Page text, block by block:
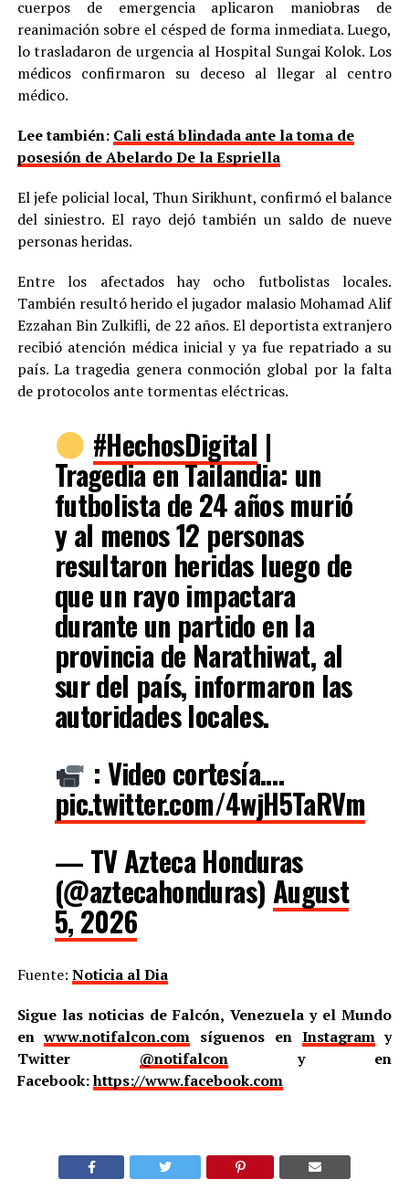
cuerpos de emergencia aplicaron maniobras de
reanimación sobre el césped de forma inmediata. Luego,
lo trasladaron de urgencia al Hospital Sungai Kolok. Los
médicos confirmaron su deceso al llegar al centro
médico.
Lee también: Cali está blindada ante la toma de
posesión de Abelardo De la Espriella
El jefe policial local, Thun Sirikhunt, confirmó el balance
del siniestro. El rayo dejó también un saldo de nueve
personas heridas.
Entre los afectados hay ocho futbolistas locales.
También resultó herido el jugador malasio Mohamad Alif
Ezzahan Bin Zulkifli, de 22 años. El deportista extranjero
recibió atención médica inicial y ya fue repatriado a su
país. La tragedia genera conmoción global por la falta
de protocolos ante tormentas eléctricas.
#HechosDigital |
Tragedia en Tailandia: un
futbolista de 24 años murió
y al menos 12 personas
resultaron heridas luego de
que un rayo impactara
durante un partido en la
provincia de Narathiwat, al
sur del país, informaron las
autoridades locales.
: Video cortesía.…
pic.twitter.com/4wjH5TaRVm
— TV Azteca Honduras
(@aztecahonduras) August
5, 2026
Fuente: Noticia al Dia
Sigue las noticias de Falcón, Venezuela y el Mundo
enwww.notifalcon.com síguenos en Instagramy
Twitter @notifalcony en
Facebook:https://www.facebook.com